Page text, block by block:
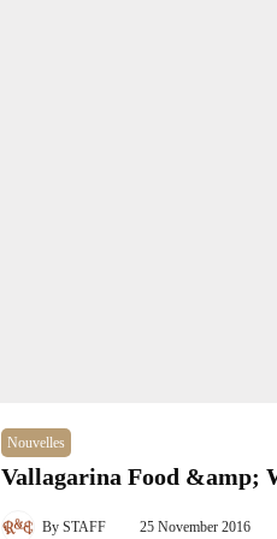
Nouvelles
Vallagarina Food &amp;
By STAFF 25 November 2016